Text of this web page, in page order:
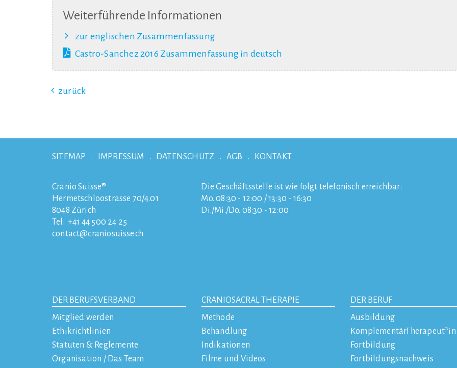
Weiterführende Informationen
zur englischen Zusammenfassung
Castro-Sanchez 2016 Zusammenfassung in deutsch
zurück
SITEMAP IMPRESSUM DATENSCHUTZ AGB KONTAKT
Cranio Suisse®
Hermetschloostrasse 70/4.01
8048 Zürich
Tel: +41 44 500 24 25
contact
craniosuisse.ch
Die Geschäftsstelle ist wie folgt telefonisch erreichbar:
Mo. 08:30 - 12:00 / 13:30 - 16:30
Di./Mi./Do. 08:30 - 12:00
DER BERUFSVERBAND
Mitglied werden
Ethikrichtlinien
Statuten & Reglemente
Organisation / Das Team
CRANIOSACRAL THERAPIE
Methode
Behandlung
Indikationen
Filme und Videos
DER BERUF
Ausbildung
KomplementärTherapeut*in
Fortbildung
Fortbildungsnachweis